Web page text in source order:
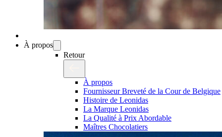
À propos
Retour
À propos
Fournisseur Breveté de la Cour de Belgique
Histoire de Leonidas
La Marque Leonidas
La Qualité à Prix Abordable
Maîtres Chocolatiers